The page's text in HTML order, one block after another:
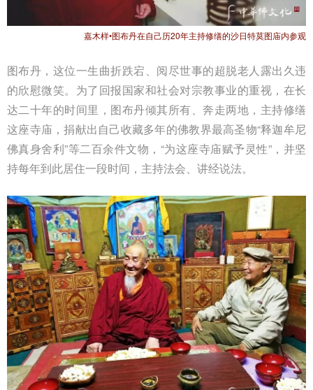
嘉木样•图布丹在自己历20年主持修缮的沙日特莫图庙内参观
图布丹，这位一生曲折跌宕、阅尽世事的超脱老人露出久违
的欣慰微笑。为了回报国家和社会对宗教事业的重视，在长
达二十年的时间里，图布丹倾其所有、奔走两地，主持修缮
这座寺庙，捐献出自己收藏多年的佛教界最高圣物“释迦牟尼
佛真身舍利”等二百余件文物，“为这座寺庙赋予灵性”，并坚
持每年到此居住一段时间，主持法会、讲经说法。